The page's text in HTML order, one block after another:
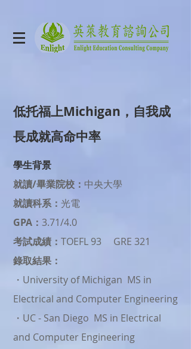
低托福上Michigan，自我成
長成就高命中率
學生背景
就讀/畢業院校： 中央大學
就讀科系： 光電
GPA： 3.71/4.0
考試成績： TOEFL 93 GRE 321
錄取結果：
・University of Michigan MS in
Electrical and Computer Engineering
・UC - San Diego MS in Electrical
and Computer Engineering